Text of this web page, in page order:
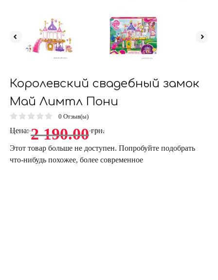
Королевский свадебный замок
Май Лимтл Пони
0 Отзыв(ы)
Цена: 2 190.00 грн.
Этот товар больше не доступен. Попробуйте подобрать
что-нибудь похожее, более современное